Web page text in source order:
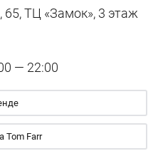
65, ТЦ «Замок», 3 этаж
— 22:00
Tom Farr